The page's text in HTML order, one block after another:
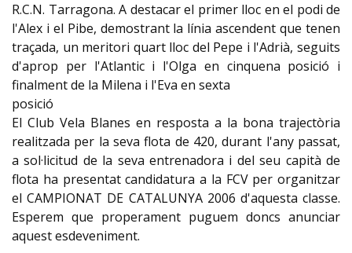
R.C.N. Tarragona. A destacar el primer lloc en el podi de
l'Alex i el Pibe, demostrant la línia ascendent que tenen
traçada, un meritori quart lloc del Pepe i l'Adrià, seguits
d'aprop per l'Atlantic i l'Olga en cinquena posició i
finalment de la Milena i l'Eva en sexta
posició
El Club Vela Blanes en resposta a la bona trajectòria
realitzada per la seva flota de 420, durant l'any passat,
a sol·licitud de la seva entrenadora i del seu capità de
flota ha presentat candidatura a la FCV per organitzar
el CAMPIONAT DE CATALUNYA 2006 d'aquesta classe.
Esperem que properament puguem doncs anunciar
aquest esdeveniment.